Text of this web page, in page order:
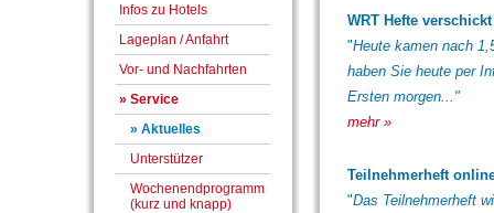
Infos zu Hotels
Lageplan / Anfahrt
Vor- und Nachfahrten
» Service
» Aktuelles
Unterstützer
Wochenendprogramm
(kurz und knapp)
WRT Hefte verschickt
"Heute kamen nach
haben Sie heute per
Ersten morgen..."
mehr »
Teilnehmerheft
"Das Teilnehmerheft